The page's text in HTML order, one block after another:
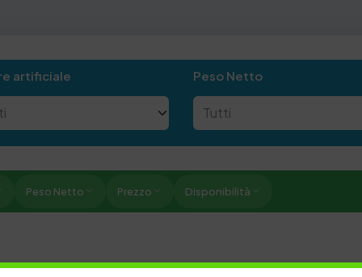
artificiale Peso Netto
Peso Netto Prezzo Disponibilità